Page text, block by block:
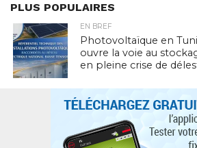
PLUS POPULAIRES
EN BREF
Photovoltaïque en
ouvre la voie au
en pleine crise de